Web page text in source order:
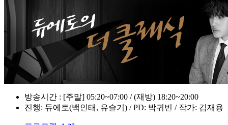
방송시간 : [주말] 05:20~07:00 / (재방) 18:20~20:00
진행: 듀에토(백인태, 유슬기) / PD: 박귀빈 / 작가: 김재용